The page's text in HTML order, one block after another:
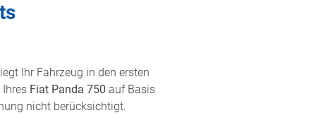
Ihr Fahrzeug in den ersten
Fiat Panda 750 auf Basis
nicht berücksichtigt.